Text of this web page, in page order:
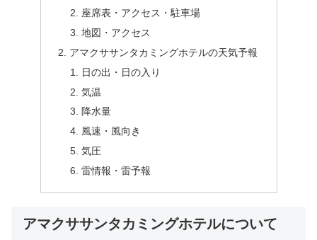
座席表・アクセス・駐車場
地図・アクセス
アマクササンタカミングホテルの天気予報
日の出・日の入り
気温
降水量
風速・風向き
気圧
雷情報・雷予報
アマクササンタカミングホテルについて